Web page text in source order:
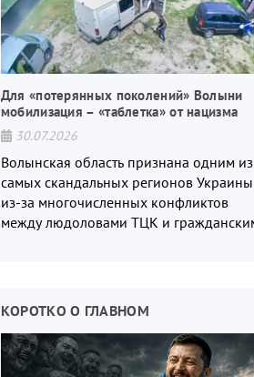
Для «потерянных поколений» Волыни
мобилизация – «таблетка» от нацизма
30.07.2026
Волынская область признана одним из
самых скандальных регионов Украины
из-за многочисленных конфликтов
между людоловами ТЦК и гражданским
КОРОТКО О ГЛАВНОМ